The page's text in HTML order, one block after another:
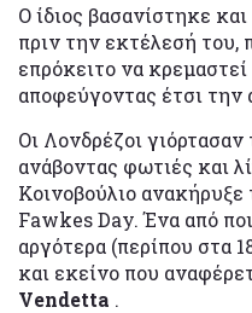
Ο ίδιος βασανίστηκε
πριν την εκτέλεσή του,
επρόκειτο να
αποφεύγοντας έτσι
Οι Λονδρέζοι
ανάβοντας φωτιές και
Κοινοβούλιο
Fawkes Day. Ένα από
αργότερα (περίπου στα
και εκείνο που
Vendetta .